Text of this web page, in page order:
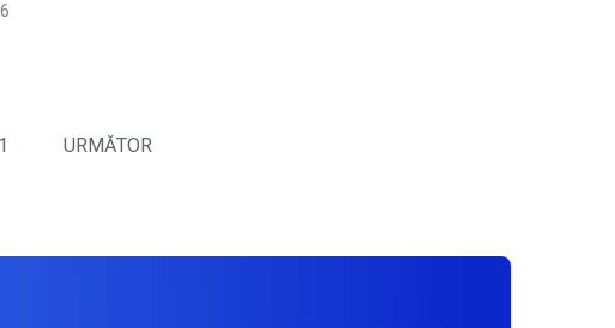
URMĂTOR